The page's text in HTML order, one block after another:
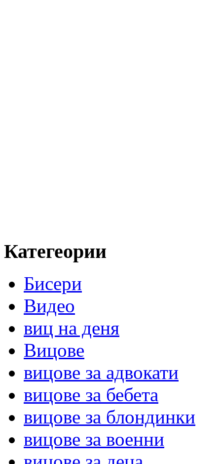
Категеории
Бисери
Видео
виц на деня
Вицове
вицове за адвокати
вицове за бебета
вицове за блондинки
вицове за военни